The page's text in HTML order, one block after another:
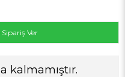
Ver
kalmamıştır.